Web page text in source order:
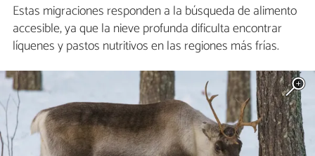
Estas migraciones responden a la búsqueda de alimento
accesible, ya que la nieve profunda dificulta encontrar
líquenes y pastos nutritivos en las regiones más frías.